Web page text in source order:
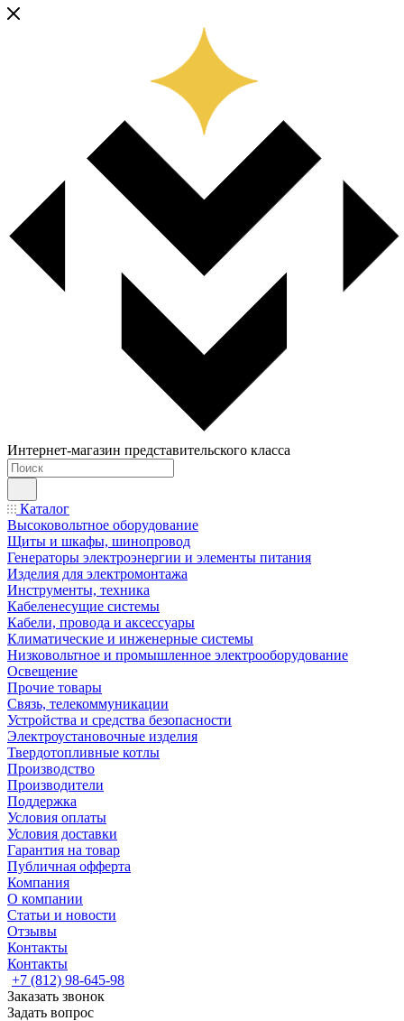
Интернет-магазин представительского класса
Каталог
Высоковольтное оборудование
Щиты и шкафы, шинопровод
Генераторы электроэнергии и элементы питания
Изделия для электромонтажа
Инструменты, техника
Кабеленесущие системы
Кабели, провода и аксессуары
Климатические и инженерные системы
Низковольтное и промышленное электрооборудование
Освещение
Прочие товары
Связь, телекоммуникации
Устройства и средства безопасности
Электроустановочные изделия
Твердотопливные котлы
Производство
Производители
Поддержка
Условия оплаты
Условия доставки
Гарантия на товар
Публичная офферта
Компания
О компании
Статьи и новости
Отзывы
Контакты
Контакты
+7 (812) 98-645-98
Заказать звонок
Задать вопрос